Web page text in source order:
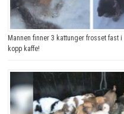
Mannen finner 3 kattunger frosset fast
kopp kaffe!